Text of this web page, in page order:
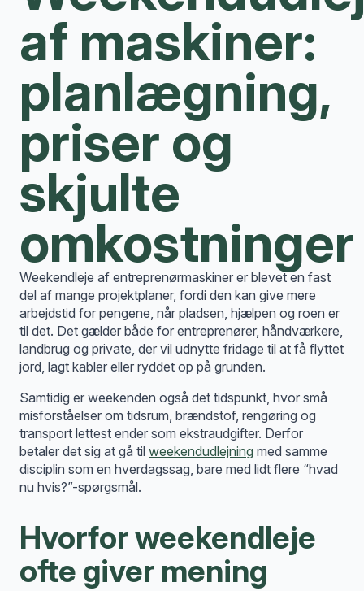
af maskiner:
planlægning,
priser og
skjulte
omkostninger
Weekendleje af entreprenørmaskiner er blevet en fast
del af mange projektplaner, fordi den kan give mere
arbejdstid for pengene, når pladsen, hjælpen og roen er
til det. Det gælder både for entreprenører, håndværkere,
landbrug og private, der vil udnytte fridage til at få flyttet
jord, lagt kabler eller ryddet op på grunden.
Samtidig er weekenden også det tidspunkt, hvor små
misforståelser om tidsrum, brændstof, rengøring og
transport lettest ender som ekstraudgifter. Derfor
betaler det sig at gå til weekendudlejning med samme
disciplin som en hverdagssag, bare med lidt flere “hvad
nu hvis?”-spørgsmål.
Hvorfor weekendleje
ofte giver mening